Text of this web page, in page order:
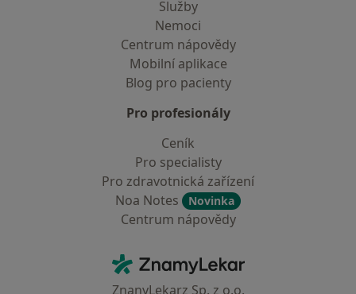
Služby
Nemoci
Centrum nápovědy
Mobilní aplikace
Blog pro pacienty
Pro profesionály
Ceník
Pro specialisty
Pro zdravotnická zařízení
Noa Notes
Novinka
Centrum nápovědy
ZnamyLekar - Hlavní stránka
ZnanyLekarz Sp. z o.o.